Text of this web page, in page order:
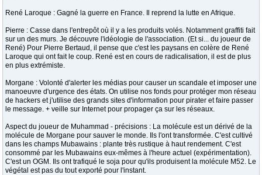
René Laroque : Gagné la guerre en France. Il reprend la lutte en Afrique.
Pierre : Casse dans l'entrepôt où il y a les produits volés. Notamment graffiti fait
sur un des murs. Je découvre l'idéologie de l'association. (Et si... du joueur de
René) Pour Pierre Bertaud, il pense que c'est les paysans en colère de René
Laroque qui ont fait le coup. René est en cours de radicalisation, il est de plus
en plus extrémiste.
Morgane : Volonté d'alerter les médias pour causer un scandale et imposer une
manoeuvre d'urgence des états. On utilise nos fonds pour protéger mon réseau
de hackers et j'utilise des grands sites d'information pour pirater et faire passer
le message. + veille sur Internet pour propager ça sur les réseaux.
Aspect du joueur de Muhammad - précisions : La molécule est un dérivé de la
molécule de Morgane pour sauver le monde. Ils l'ont transformée. C'est cultivé
dans les champs Mubawains : plante très rustique à haut rendement. C'est
consommé par les Mubawains eux-mêmes à l'heure actuel (expérimentation).
C'est un OGM. Ils ont trafiqué le soja pour qu'ils produisent la molécule M52. Le
végétal est pas du tout exporté pour l'instant.